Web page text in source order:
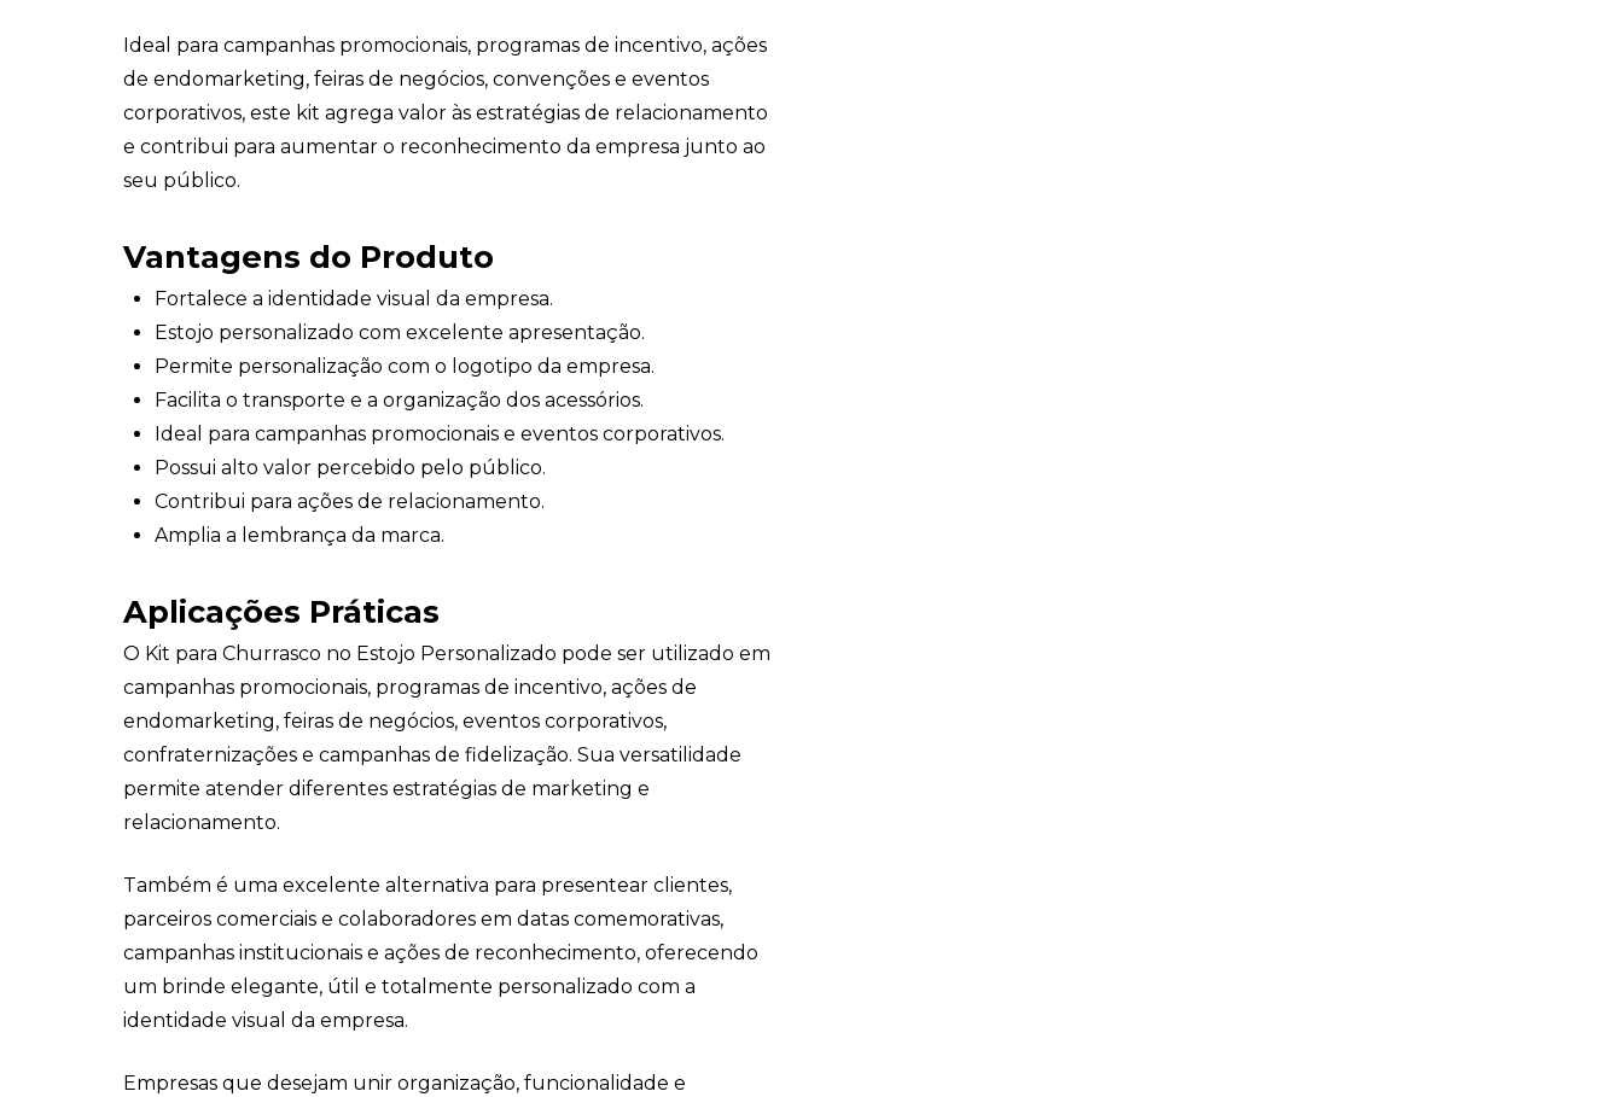
Ideal para campanhas promocionais, programas de incentivo, ações
de endomarketing, feiras de negócios, convenções e eventos
corporativos, este kit agrega valor às estratégias de relacionamento
e contribui para aumentar o reconhecimento da empresa junto ao
seu público.
Vantagens do Produto
Fortalece a identidade visual da empresa.
Estojo personalizado com excelente apresentação.
Permite personalização com o logotipo da empresa.
Facilita o transporte e a organização dos acessórios.
Ideal para campanhas promocionais e eventos corporativos.
Possui alto valor percebido pelo público.
Contribui para ações de relacionamento.
Amplia a lembrança da marca.
Aplicações Práticas
O Kit para Churrasco no Estojo Personalizado pode ser utilizado em
campanhas promocionais, programas de incentivo, ações de
endomarketing, feiras de negócios, eventos corporativos,
confraternizações e campanhas de fidelização. Sua versatilidade
permite atender diferentes estratégias de marketing e
relacionamento.
Também é uma excelente alternativa para presentear clientes,
parceiros comerciais e colaboradores em datas comemorativas,
campanhas institucionais e ações de reconhecimento, oferecendo
um brinde elegante, útil e totalmente personalizado com a
identidade visual da empresa.
Empresas que desejam unir organização, funcionalidade e
+55
Eu concordo em receber comunicações.